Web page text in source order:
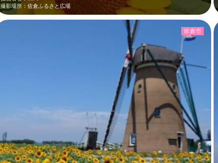
撮影場所：佐倉ふるさと広場
佐倉市